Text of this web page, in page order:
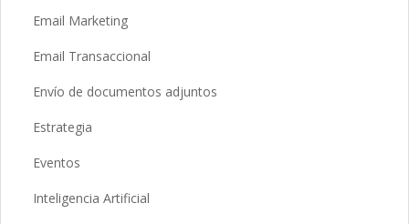
Email Marketing
Email Transaccional
Envío de documentos adjuntos
Estrategia
Eventos
Inteligencia Artificial